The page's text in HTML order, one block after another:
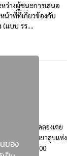
ของ
ว่างผู้ชนะการเสนอ
น้าที่ที่เกี่ยวข้องกับ
แบบ รร....
ลองเตย เขตคลองเตย
ชาสัมพันธ์ การยาสูบแห่ง
ร. 0-2229-1000